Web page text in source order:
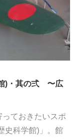
)・其の弍 〜広
ておきたいスポ
史科学館)」。館